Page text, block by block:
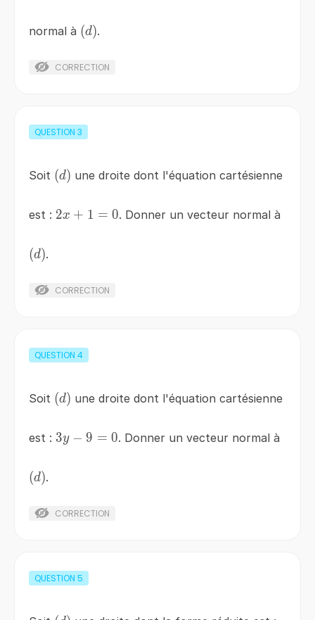
normal à \left(d\right)
(d).
CORRECTION
QUESTION 3
Soit \left(d\right)
(d) une droite dont l'équation cartésienne
est : 2x+1=0
2x + 1 = 0. Donner un vecteur normal à
\left(d\right)
(d).
CORRECTION
QUESTION 4
Soit \left(d\right)
(d) une droite dont l'équation cartésienne
est : 3y-
3y − 9 = 0. Donner un vecteur normal à
\left(d\right)
(d).
CORRECTION
QUESTION 5